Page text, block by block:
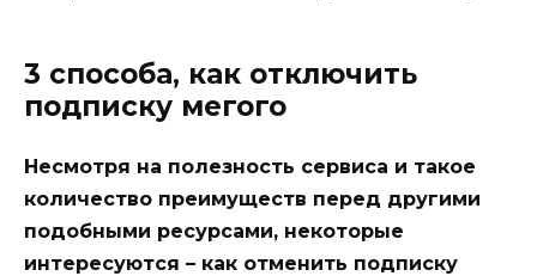
3 способа, как отключить
подписку мегого
Несмотря на полезность сервиса и такое
количество преимуществ перед другими
подобными ресурсами, некоторые
интересуются – как отменить подписку